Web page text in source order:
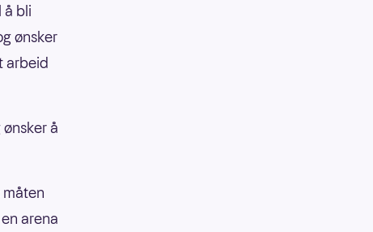
å bli
ønsker
arbeid
å
måten
arena